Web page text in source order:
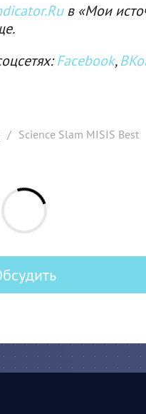
в «Мои
Facebook,
/ Science Slam MISIS Best